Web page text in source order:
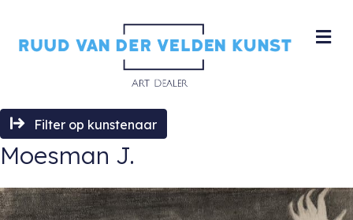
Filter op kunstenaar
Moesman J.